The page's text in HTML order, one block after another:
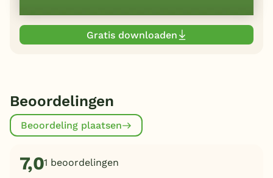
Gratis downloaden
Beoordelingen
Beoordeling plaatsen
7,01 beoordelingen